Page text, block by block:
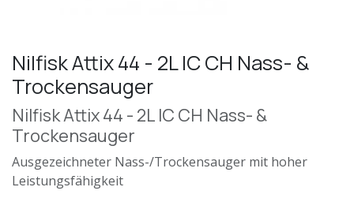
Nilfisk Attix 44 - 2L IC CH Nass- &
Trockensauger
Nilfisk Attix 44 - 2L IC CH Nass- &
Trockensauger
Ausgezeichneter Nass-/Trockensauger mit hoher
Leistungsfähigkeit